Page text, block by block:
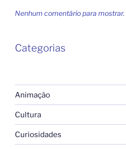
Nenhum comentário para mostrar.
Categorias
Animação
Cultura
Curiosidades